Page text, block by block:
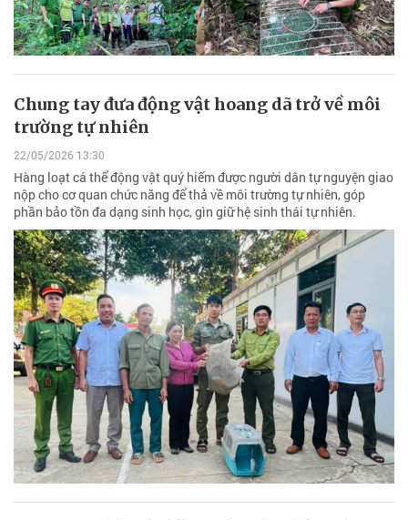
Chung tay đưa động vật hoang dã trở về môi
trường tự nhiên
22/05/2026 13:30
Hàng loạt cá thể động vật quý hiếm được người dân tự nguyện giao
nộp cho cơ quan chức năng để thả về môi trường tự nhiên, góp
phần bảo tồn đa dạng sinh học, gìn giữ hệ sinh thái tự nhiên.